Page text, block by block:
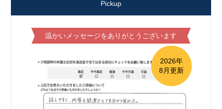
Pickup
温かいメッセージをありがとうございます
2026年
8月更新